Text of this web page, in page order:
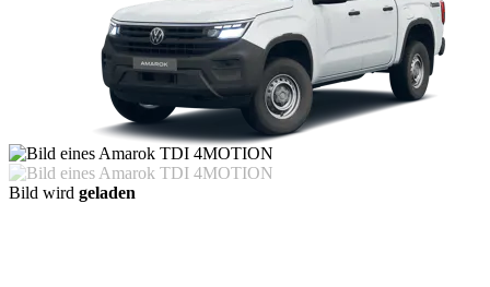
Bild wird geladen